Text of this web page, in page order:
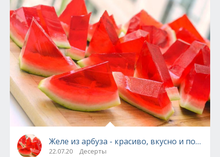
Желе из арбуза - красиво, вкусно и полезно!
22.07.20 Десерты